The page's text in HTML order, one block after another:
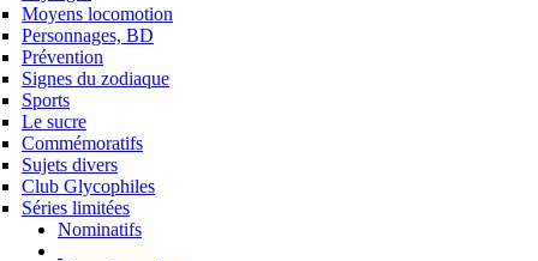
Moyens locomotion
Personnages, BD
Prévention
Signes du zodiaque
Sports
Le sucre
Commémoratifs
Sujets divers
Club Glycophiles
Séries limitées
Nominatifs